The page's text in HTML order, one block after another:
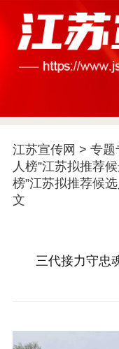
告
江苏宣传网 > 专题
人榜”江苏拟推荐
榜”江苏拟推荐候
文
三代接力守忠